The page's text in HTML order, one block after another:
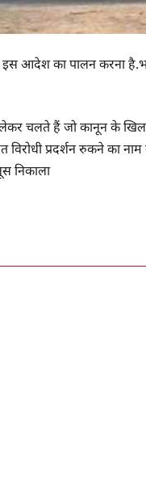
का पालन करना
लेकर चलते हैं जो कानून के
प्रदर्शन रुकने का
निकाला